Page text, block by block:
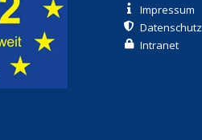
Impressum
Datenschutz
Intranet